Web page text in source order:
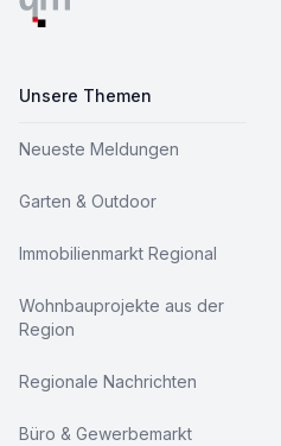
Unsere Themen
Neueste Meldungen
Garten & Outdoor
Immobilienmarkt Regional
Wohnbauprojekte aus der
Region
Regionale Nachrichten
Büro & Gewerbemarkt